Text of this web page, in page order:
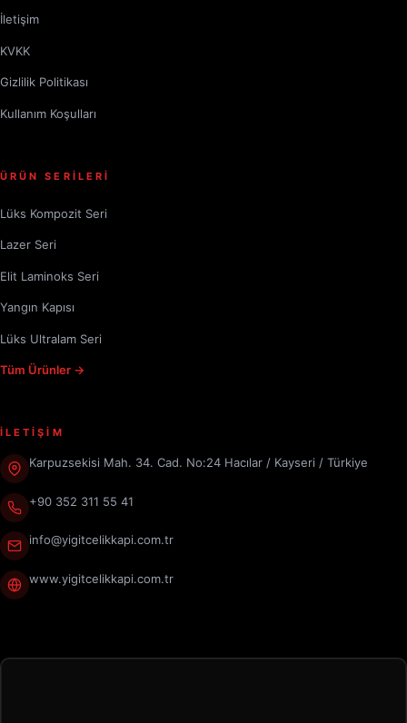
İletişim
KVKK
Gizlilik Politikası
Kullanım Koşulları
ÜRÜN SERİLERİ
Lüks Kompozit Seri
Lazer Seri
Elit Laminoks Seri
Yangın Kapısı
Lüks Ultralam Seri
Tüm Ürünler →
İLETİŞİM
Karpuzsekisi Mah. 34. Cad. No:24 Hacılar / Kayseri / Türkiye
+90 352 311 55 41
info@yigitcelikkapi.com.tr
www.yigitcelikkapi.com.tr